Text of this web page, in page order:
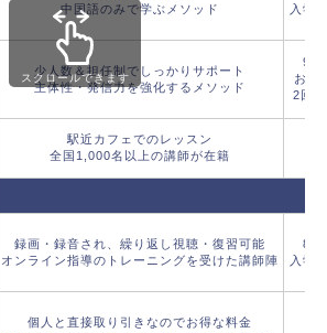
中国語のみで学ぶメソッド
入学
少人数＆担任制でしっかりサポート
主体性・発信力を強化するメソッド
9月
おた
2回
駅近カフェでのレッスン
全国1,000名以上の講師が在籍
録画・録音され、繰り返し視聴・復習可能
オンライン指導のトレーニングを受けた講師陣
8月
入学
個人と直接取り引きなのでお得な料金
スクロールできます